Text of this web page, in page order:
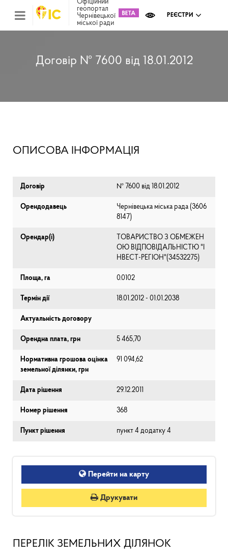
Офіційний
геопортал
Чернівецької
міської ради
РЕЄСТРИ
Договір № 7600 від 18.01.2012
ОПИСОВА ІНФОРМАЦІЯ
Договір № 7600 від 18.01.2012
Орендодавець
Чернівецька міська рада (⁨3606
8147⁩)
Орендар(і)
ТОВАРИСТВО З ОБМЕЖЕН
ОЮ ВІДПОВІДАЛЬНІСТЮ "І
НВЕСТ-РЕГІОН"(34532275)
Площа, га 0.0102
Термін дії 18.01.2012 - 01.01.2038
Актуальність договору
Орендна плата, грн 5 465,70
Нормативна грошова оцінка
земельної ділянки, грн
91 094,62
Дата рішення 29.12.2011
Номер рішення 368
Пункт рішення пункт 4 додатку 4
Перейти на карту
Друкувати
ПЕРЕЛІК ЗЕМЕЛЬНИХ ДІЛЯНОК